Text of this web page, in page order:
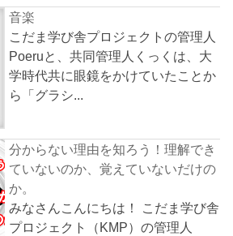
音楽
こだま学び舎プロジェクトの管理人
Poeruと、共同管理人くっくは、大
学時代共に眼鏡をかけていたことか
ら「グラシ...
分からない理由を知ろう！理解でき
ていないのか、覚えていないだけの
か。
みなさんこんにちは！ こだま学び舎
プロジェクト（KMP）の管理人